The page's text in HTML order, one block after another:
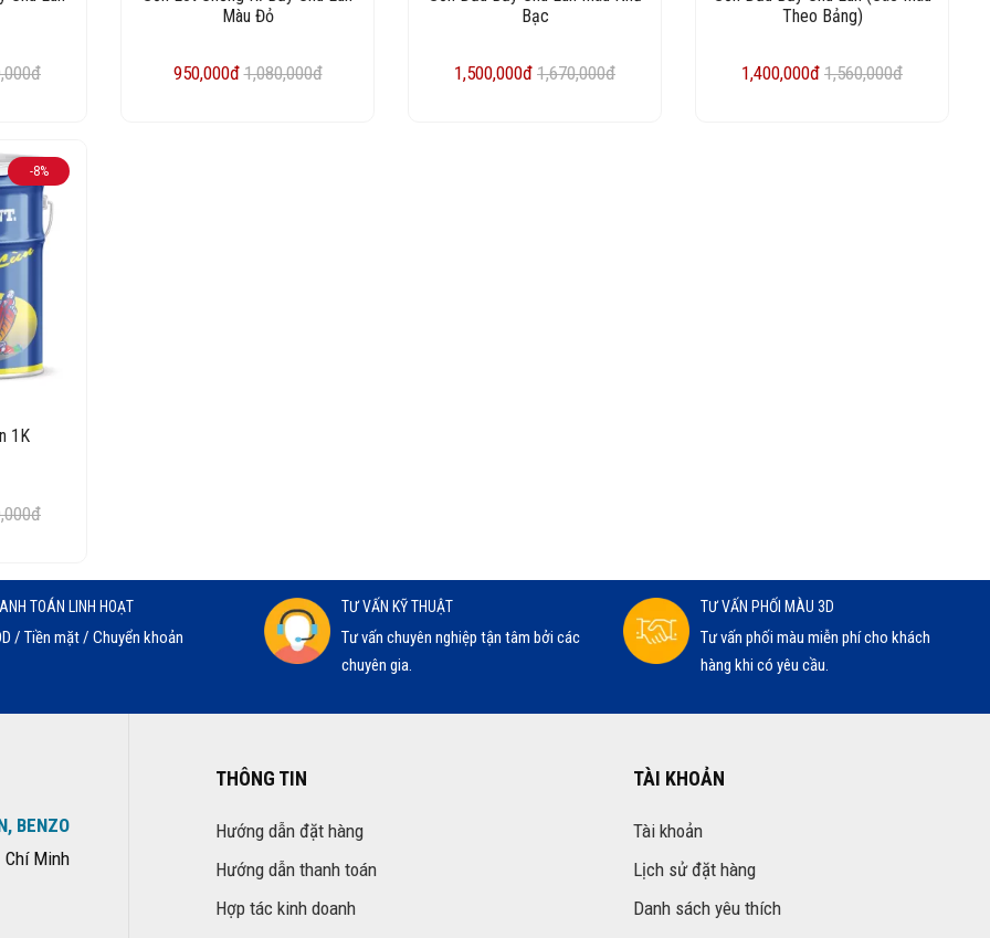
Màu Đỏ
950,000đ 1,080,000đ
Bạc
1,500,000đ 1,670,000đ
Theo Bảng)
1,400,000đ 1,560,000đ
-8%
1K
TOÁN LINH HOẠT
/ Tiền mặt / Chuyển khoản
TƯ VẤN KỸ THUẬT
Tư vấn chuyên nghiệp tận tâm bởi các
chuyên gia.
TƯ VẤN PHỐI MÀU 3D
Tư vấn phối màu miễn phí cho khách
hàng khi có yêu cầu.
BENZO
Chí Minh
THÔNG TIN
Hướng dẫn đặt hàng
Hướng dẫn thanh toán
Hợp tác kinh doanh
TÀI KHOẢN
Tài khoản
Lịch sử đặt hàng
Danh sách yêu thích